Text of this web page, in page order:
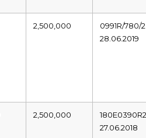
2,500,000
0991R/780/
28.06.2019
2,500,000
27.06.2018